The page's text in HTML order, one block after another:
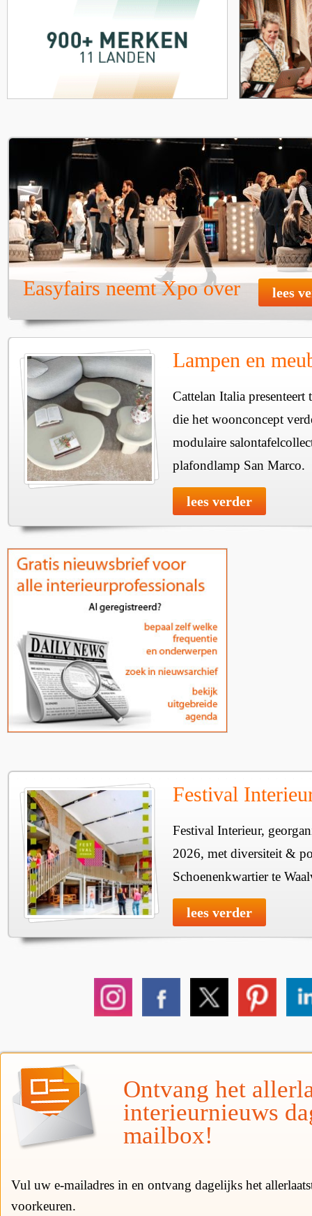
Easyfairs neemt Xpo over lees
Lampen en
Cattelan Italia
die het woonconcept
modulaire
plafondlamp San Marco.
lees verder
Festival
Festival Interieur,
2026, met diversiteit &
Schoenenkwartier te
lees verder
Ontvang het
interieurnieuws
mailbox!
Vul uw e-mailadres in en ontvang dagelijks het
voorkeuren.